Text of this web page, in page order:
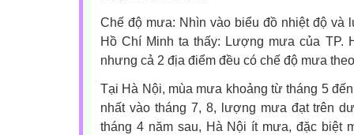
Chế độ mưa: Nhìn vào biểu đồ nhiệt độ và
Hồ Chí Minh ta thấy: Lượng mưa của TP.
nhưng cả 2 địa điểm đều có chế độ mưa
Tại Hà Nội, mùa mưa khoảng từ tháng 5
nhất vào tháng 7, 8, lượng mưa đạt trên
tháng 4 năm sau, Hà Nội ít mưa, đặc biệt